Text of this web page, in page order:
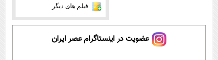
فیلم های دیگر
عضویت در اینستاگرام عصر ایران